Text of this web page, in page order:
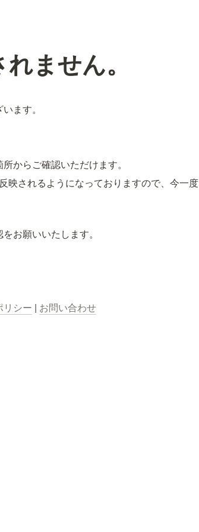
ません。
ます。
からご確認いただけます。
映されるようになっておりますので、今一度
お願いいたします。
リシー | お問い合わせ